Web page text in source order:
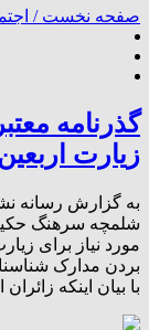
صفحه نخست /
گذرنامه‌
زیارت
به گزارش رسانه
شلمچه سرهنگ
مورد نیاز برای
بردن مدارک
با بیان اینکه